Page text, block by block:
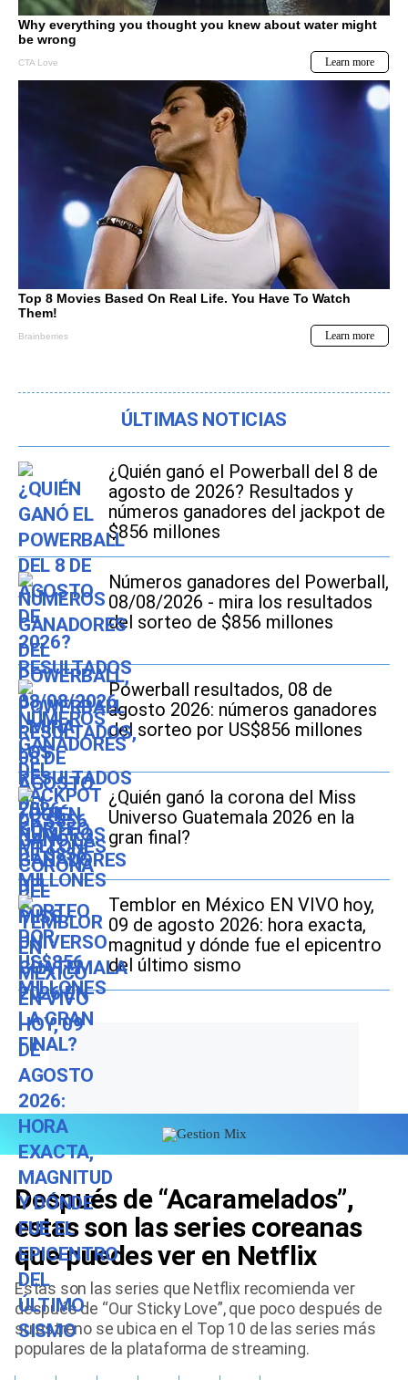
ÚLTIMAS NOTICIAS
¿Quién ganó el Powerball del 8 de
agosto de 2026? Resultados y
números ganadores del jackpot de
$856 millones
Números ganadores del Powerball,
08/08/2026 - mira los resultados
del sorteo de $856 millones
Powerball resultados, 08 de
agosto 2026: números ganadores
del sorteo por US$856 millones
¿Quién ganó la corona del Miss
Universo Guatemala 2026 en la
gran final?
Temblor en México EN VIVO hoy,
09 de agosto 2026: hora exacta,
magnitud y dónde fue el epicentro
del último sismo